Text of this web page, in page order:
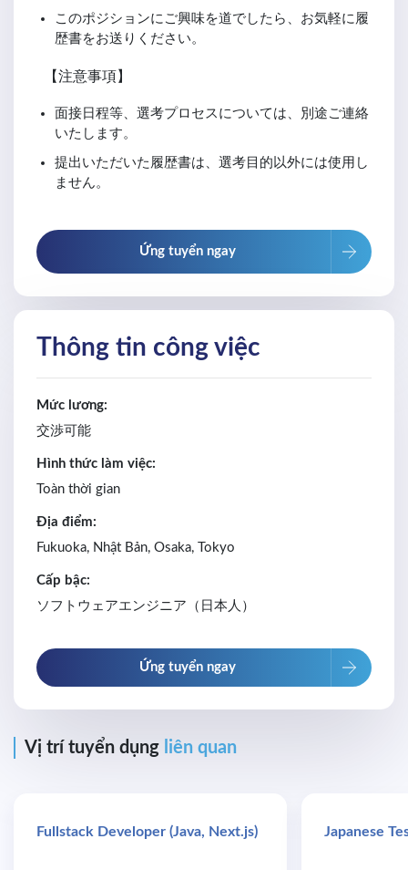
このポジションにご興味を道でしたら、お気軽に履
歴書をお送りください。
【注意事項】
面接日程等、選考プロセスについては、別途ご連絡
いたします。
提出いただいた履歴書は、選考目的以外には使用し
ません。
Ứng tuyển ngay
Thông tin công việc
Mức lương:
交渉可能
Hình thức làm việc:
Toàn thời gian
Địa điểm:
Fukuoka, Nhật Bản, Osaka, Tokyo
Cấp bậc:
ソフトウェアエンジニア（日本人）
Ứng tuyển ngay
Vị trí tuyển dụng liên quan
Fullstack Developer (Java, Next.js) Japanese